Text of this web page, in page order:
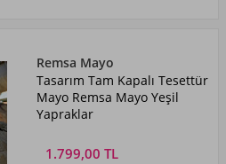
Remsa Mayo
Tasarım Tam Kapalı Tesettür
Mayo Remsa Mayo Yeşil
Yapraklar
1.799,00 TL